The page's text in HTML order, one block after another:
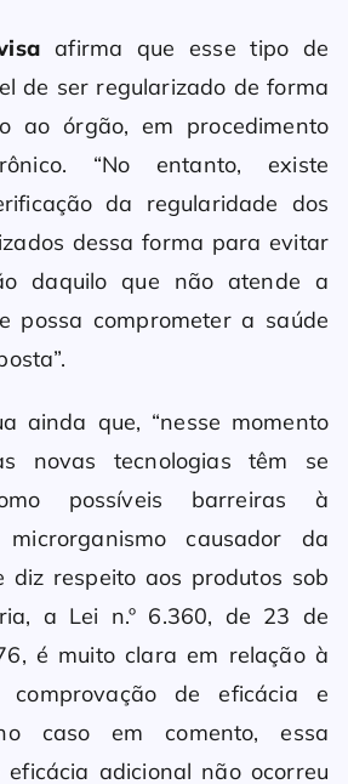
afirma que esse tipo de
de ser regularizado de forma
ao órgão, em procedimento
“No entanto, existe
da regularidade dos
dessa forma para evitar
daquilo que não atende a
possa comprometer a saúde
ainda que, “nesse momento
novas tecnologias têm se
possíveis barreiras à
causador da
diz respeito aos produtos sob
a Lei n.º 6.360, de 23 de
é muito clara em relação à
comprovação de eficácia e
caso em comento, essa
adicional não ocorreu